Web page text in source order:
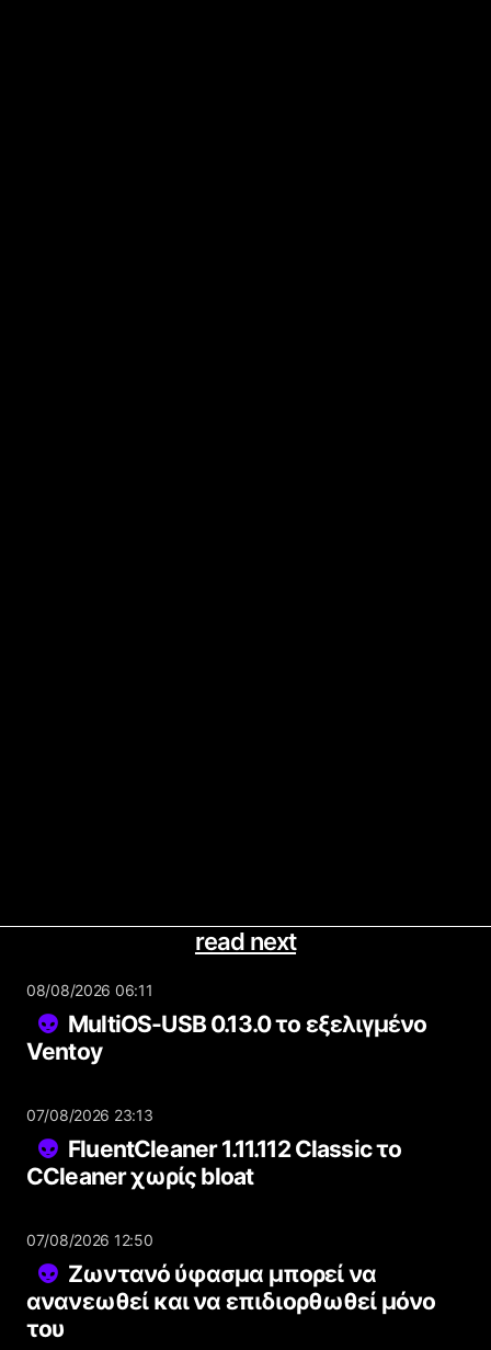
read next
08/08/2026 06:11
MultiOS-USB 0.13.0 το εξελιγμένο
Ventoy
07/08/2026 23:13
FluentCleaner 1.11.112 Classic το
CCleaner χωρίς bloat
07/08/2026 12:50
Ζωντανό ύφασμα μπορεί να
ανανεωθεί και να επιδιορθωθεί μόνο
του